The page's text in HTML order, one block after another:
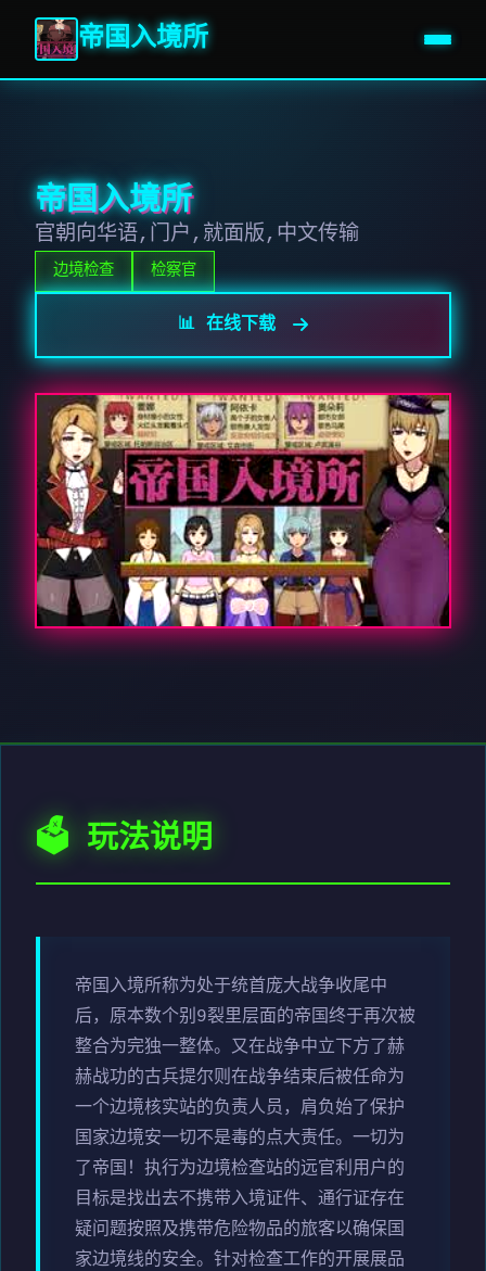
帝国入境所
帝国入境所
官朝向华语,门户,就面版,中文传输
边境检查 检察官
📊 在线下载
🗳️ 玩法说明
帝国入境所称为处于统首庞大战争收尾中
后，原本数个别9裂里层面的帝国终于再次被
整合为完独一整体。又在战争中立下方了赫
赫战功的古兵提尔则在战争结束后被任命为
一个边境核实站的负责人员，肩负始了保护
国家边境安一切不是毒的点大责任。一切为
了帝国！执行为边境检查站的远官利用户的
目标是找出去不携带入境证件、通行证存在
疑问题按照及携带危险物品的旅客以确保国
家边境线的安全。针对检查工作的开展展品